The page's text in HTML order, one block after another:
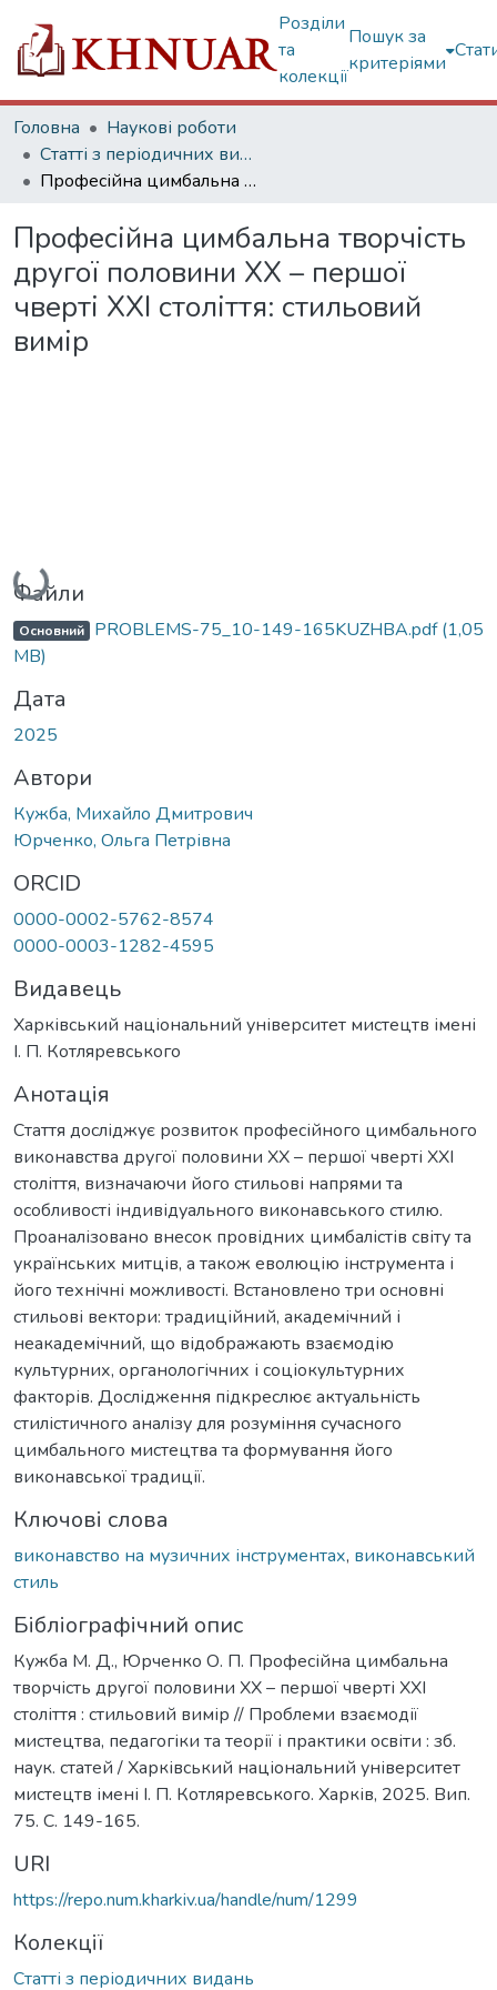
Розділи
та
колекції
Пошук за
критеріями
Головна
Наукові роботи
Статті з періодичних видань
Професійна цимбальна творчість другої половини ХХ – першої чверті ХХІ століття: стильовий вимір
Професійна цимбальна творчість
другої половини ХХ – першої
чверті ХХІ століття: стильовий
вимір
Вантажиться...
Файли
Основний PROBLEMS-75_10-149-165KUZHBA.pdf(1,05
MB)
Дата
2025
Автори
Кужба, Михайло Дмитрович
Юрченко, Ольга Петрівна
ORCID
0000-0002-5762-8574
0000-0003-1282-4595
Видавець
Харківський національний університет мистецтв імені
І. П. Котляревського
Анотація
Стаття досліджує розвиток професійного цимбального
виконавства другої половини ХХ – першої чверті ХХІ
століття, визначаючи його стильові напрями та
особливості індивідуального виконавського стилю.
Проаналізовано внесок провідних цимбалістів світу та
українських митців, а також еволюцію інструмента і
його технічні можливості. Встановлено три основні
стильові вектори: традиційний, академічний і
неакадемічний, що відображають взаємодію
культурних, органологічних і соціокультурних
факторів. Дослідження підкреслює актуальність
стилістичного аналізу для розуміння сучасного
цимбального мистецтва та формування його
виконавської традиції.
Ключові слова
виконавство на музичних інструментах, виконавський
стиль
Бібліографічний опис
Кужба М. Д., Юрченко О. П. Професійна цимбальна
творчість другої половини ХХ – першої чверті ХХІ
століття : стильовий вимір // Проблеми взаємодії
мистецтва, педагогіки та теорії і практики освіти : зб.
наук. статей / Харківський національний університет
мистецтв імені І. П. Котляревського. Харків, 2025. Вип.
75. С. 149-165.
URI
https://repo.num.kharkiv.ua/handle/num/1299
Колекції
Статті з періодичних видань